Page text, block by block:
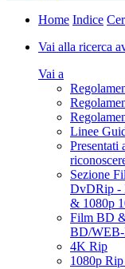
Home Indice
Vai alla ricerca
Vai a
Linee
Presentati
Sezione
DvDRip -
& 1080p
Film BD
BD/
4K Rip
1080p